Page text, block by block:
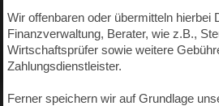
Wir offenbaren oder übermitteln hierbei
Finanzverwaltung, Berater, wie z.B.,
Wirtschaftsprüfer sowie weitere
Zahlungsdienstleister.
Ferner speichern wir auf Grundlage